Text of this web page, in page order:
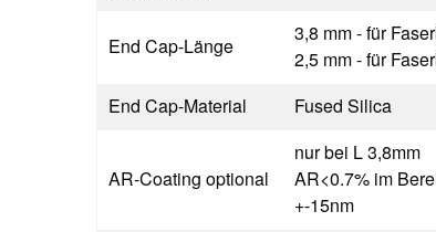
End Cap-Länge
3,8 mm - für
2,5 mm - für
End Cap-Material
Fused Silica
AR-Coating optional
nur bei L 3,8mm
AR<0.7% im
+-15nm